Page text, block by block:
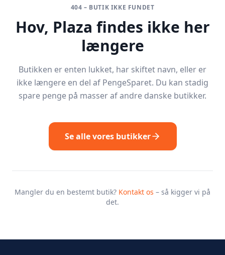
404 – BUTIK IKKE FUNDET
Hov, Plaza findes ikke her
længere
Butikken er enten lukket, har skiftet navn, eller er
ikke længere en del af PengeSparet. Du kan stadig
spare penge på masser af andre danske butikker.
Se alle vores butikker
Mangler du en bestemt butik? Kontakt os – så kigger vi på
det.